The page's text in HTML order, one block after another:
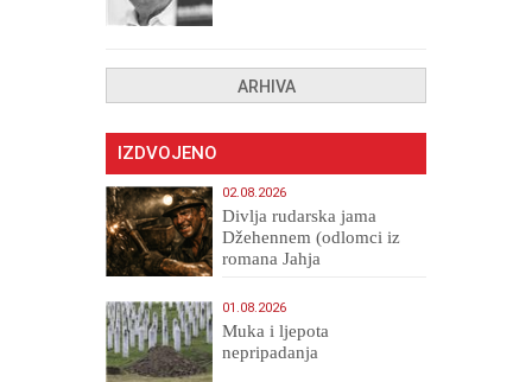
ARHIVA
IZDVOJENO
02.08.2026
Divlja rudarska jama
Džehennem (odlomci iz
romana Jahja
01.08.2026
Muka i ljepota
nepripadanja